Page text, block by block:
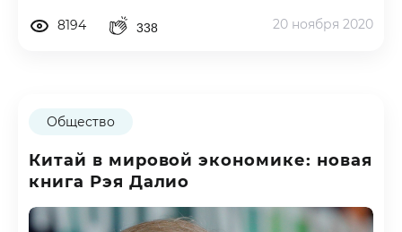
8194 338 20 ноября 2020
Общество
Китай в мировой экономике: новая
книга Рэя Далио